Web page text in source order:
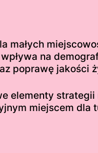
na
poprawę jakości
elementy
miejscem